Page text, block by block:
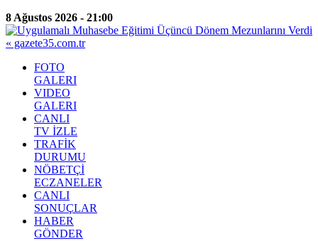
8 Ağustos 2026 - 21:00
FOTO
GALERI
VIDEO
GALERI
CANLI
TV İZLE
TRAFİK
DURUMU
NÖBETÇİ
ECZANELER
CANLI
SONUÇLAR
HABER
GÖNDER